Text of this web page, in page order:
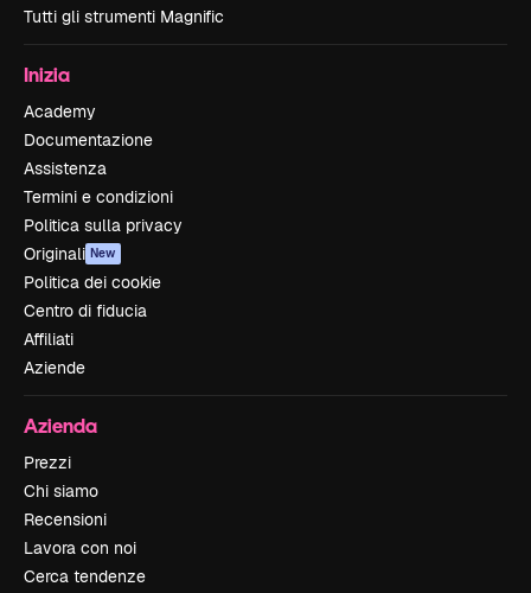
Tutti gli strumenti Magnific
Inizia
Academy
Documentazione
Assistenza
Termini e condizioni
Politica sulla privacy
Originali New
Politica dei cookie
Centro di fiducia
Affiliati
Aziende
Azienda
Prezzi
Chi siamo
Recensioni
Lavora con noi
Cerca tendenze